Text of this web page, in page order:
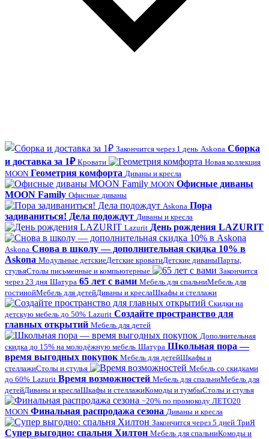
Закончится через 1 день Askona Сборка
и доставка за 1₽ Кровати
Новая коллекция
MOON Геометрия комфорта Диваны и кресла
MOON Офисные диваны
MOON Family Офисные диваны
Askona Пора
задиваниться! Дела подождут Диваны и кресла
Lazurit День рождения LAZURIT
Askona Снова в школу — дополнительная скидка 10% в
Askona Модульные детскиеДетские кроватиДетские диваныПарты,
стульяСтолы письменные и компьютерные
Закончится
через 23 дня Шатура 65 лет с вами Мебель для спальниМебель для
гостинойМебель для детейДиваны и креслаШкафы и стеллажи
Скидки на
детскую мебель до 50% Lazurit Создайте пространство для
главных открытий Мебель для детей
Дополнительная
скидка до 15% на молодёжную мебель Шатура Школьная пора —
время выгодных покупок Мебель для детейШкафы и
стеллажиСтолы и стулья
Мебель со скидками
до 60% Lazurit Время возможностей Мебель для спальниМебель для
детейДиваны и креслаШкафы и стеллажиКомоды и тумбыСтолы и стулья
−20% по промокоду ЛЕТО20
MOON Финальная распродажа сезона Диваны и кресла
Закончится через 5 дней ТриЯ
Супер выгодно: спальня Хилтон Мебель для спальниКомоды и